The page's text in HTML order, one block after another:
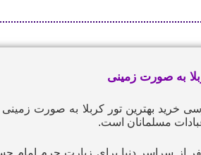
به صورت زمینی
خرید بهترینتور کربلا به صورت زمینی
مسلمانان است.
از سراسر دنیا برای زیارت حرم امام